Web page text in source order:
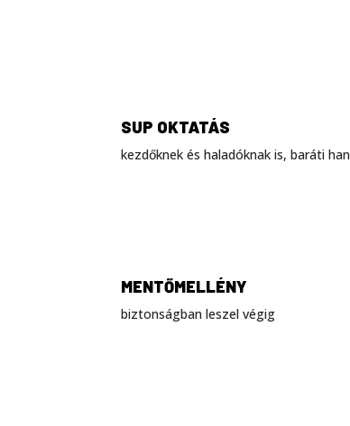
SUP OKTATÁS
kezdőknek és haladóknak is, baráti
MENTŐMELLÉNY
biztonságban leszel végig